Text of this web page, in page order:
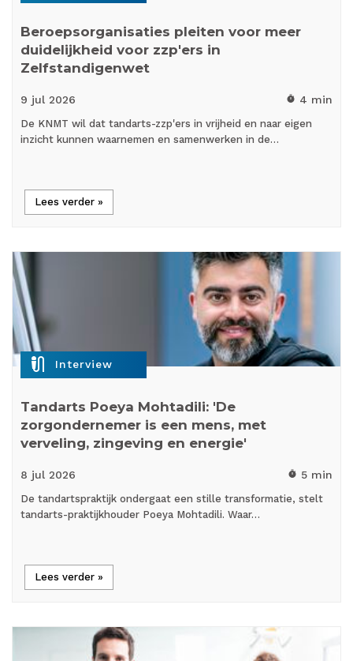
Beroepsorganisaties pleiten voor meer
duidelijkheid voor zzp'ers in
Zelfstandigenwet
9 jul 2026 timer 4 min
De KNMT wil dat tandarts-zzp'ers in vrijheid en naar eigen
inzicht kunnen waarnemen en samenwerken in de…
Lees verder »
mic_external_on Interview
Tandarts Poeya Mohtadili: 'De
zorgondernemer is een mens, met
verveling, zingeving en energie'
8 jul 2026 timer 5 min
De tandartspraktijk ondergaat een stille transformatie, stelt
tandarts-praktijkhouder Poeya Mohtadili. Waar…
Lees verder »